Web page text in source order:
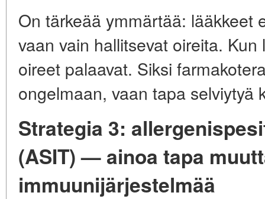
On tärkeää ymmärtää: lääkkeet
vaan vain hallitsevat oireita.
oireet palaavat. Siksi
ongelmaan, vaan tapa selviytyä
Strategia 3:
(ASIT) — ainoa tapa
immuunijärjestelmää